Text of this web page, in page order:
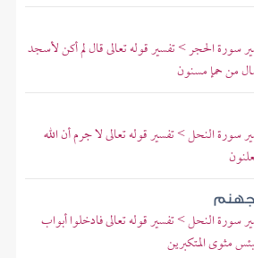
سورة الحجر > تفسير قوله تعالى قال لم أكن لأسجد
من حمإ مسنون
سورة النحل > تفسير قوله تعالى لا جرم أن الله
جهنم
سورة النحل > تفسير قوله تعالى فادخلوا أبواب
مثوى المتكبرين